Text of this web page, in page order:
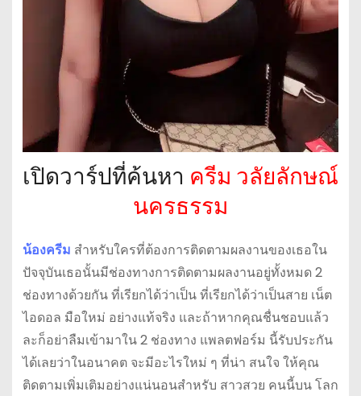
เปิดวาร์ปที่ค้นหา ครีม วลัยลักษณ์
นครธรรม
น้องครีม สำหรับใครที่ต้องการติดตามผลงานของเธอใน
ปัจจุบันเธอนั้นมีช่องทางการติดตามผลงานอยู่ทั้งหมด 2
ช่องทางด้วยกัน ที่เรียกได้ว่าเป็น ที่เรียกได้ว่าเป็นสาย เน็ต
ไอดอล มือใหม่ อย่างแท้จริง และถ้าหากคุณชื่นชอบแล้ว
ละก็อย่าลืมเข้ามาใน 2 ช่องทาง แพลตฟอร์ม นี้รับประกัน
ได้เลยว่าในอนาคต จะมีอะไรใหม่ ๆ ที่น่า สนใจ ให้คุณ
ติดตามเพิ่มเติมอย่างแน่นอนสำหรับ สาวสวย คนนี้บน โลก